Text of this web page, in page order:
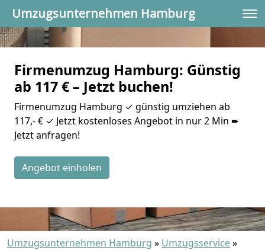
Umzugsunternehmen Hamburg
Firmenumzug Hamburg: Günstig
ab 117 € – Jetzt buchen!
Firmenumzug Hamburg ✓ günstig umziehen ab
117,- € ✓ Jetzt kostenloses Angebot in nur 2 Min ➨
Jetzt anfragen!
Angebot einholen
Umzugsunternehmen Hamburg » Umzugsservice»